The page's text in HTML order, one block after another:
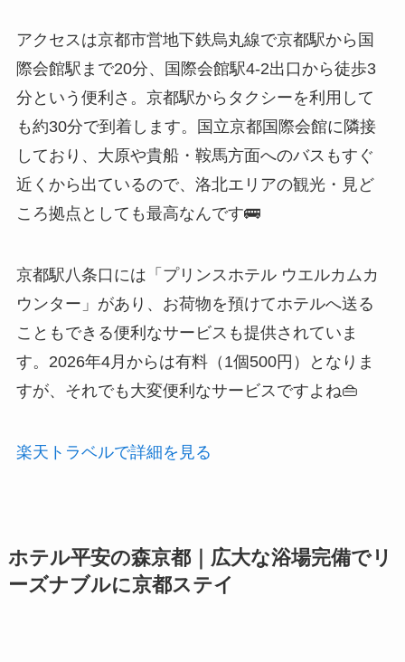
アクセスは京都市営地下鉄烏丸線で京都駅から国
際会館駅まで20分、国際会館駅4-2出口から徒歩3
分という便利さ。京都駅からタクシーを利用して
も約30分で到着します。国立京都国際会館に隣接
しており、大原や貴船・鞍馬方面へのバスもすぐ
近くから出ているので、洛北エリアの観光・見ど
ころ拠点としても最高なんです🚌
京都駅八条口には「プリンスホテル ウエルカムカ
ウンター」があり、お荷物を預けてホテルへ送る
こともできる便利なサービスも提供されていま
す。2026年4月からは有料（1個500円）となりま
すが、それでも大変便利なサービスですよね👜
楽天トラベルで詳細を見る
ホテル平安の森京都｜広大な浴場完備でリ
ーズナブルに京都ステイ